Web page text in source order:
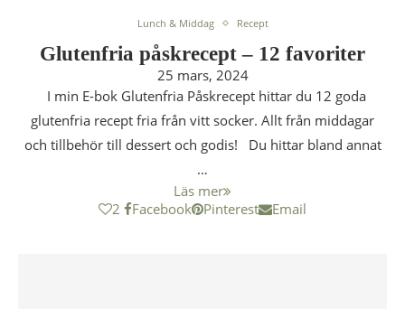
Lunch & Middag Recept
Glutenfria påskrecept – 12 favoriter
25 mars, 2024
I min E-bok Glutenfria Påskrecept hittar du 12 goda
glutenfria recept fria från vitt socker. Allt från middagar
och tillbehör till dessert och godis! Du hittar bland annat
…
Läs mer
2
Facebook Pinterest Email